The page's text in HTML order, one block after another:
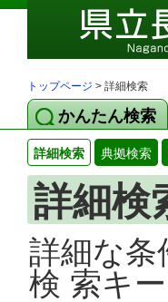
トップページ > 詳細検索
かんたん検索
詳細検索 典拠検索
詳細検
詳細な条
検 索キ